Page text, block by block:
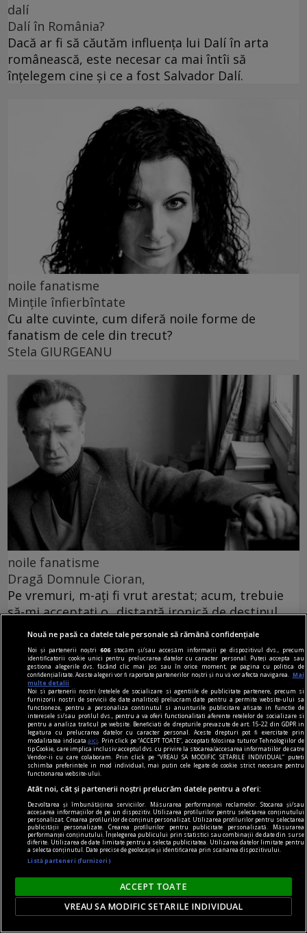
dalí
Dalí în România?
Dacă ar fi să căutăm influența lui Dalí în arta
românească, este necesar ca mai întîi să
înțelegem cine și ce a fost Salvador Dalí.
noile fanatisme
Mințile înfierbîntate
Cu alte cuvinte, cum diferă noile forme de
fanatism de cele din trecut?
Stela GIURGEANU
noile fanatisme
Dragă Domnule Cioran,
Pe vremuri, m-ați fi vrut arestat; acum, trebuie
să-mi acceptați o „distanță ironică de destinul
nostru”. Vai, lumea merge înainte cu „semi-
idealuri”!
noile fanatisme
popula cu membri educați: cea mai nocivă formă
de fanatism românesc” interviu cu jurnalistul
Cătălin PRISACARIU, cofondator Defapt.ro
Nouă ne pasă ca datele tale personale să rămână confidențiale
Noi și partenerii noștri606 stocăm și/sau accesăm informații pe dispozitivul dvs., precum
identificatorii cookie unici pentru prelucrarea datelor cu caracter personal. Puteți accepta sau
gestiona alegerile dvs. făcând clic mai jos sau în orice moment, pe pagina cu politica de
confidențialitate. Aceste alegeri vor fi raportate partenerilor noștri și nu vă vor afecta navigarea.
Mai
multe detalii
Noi si partenerii nostri (retelele de socializare si agentiile de publicitate partenere, precum si
furnizorii nostri de servicii de date analitice) prelucram date pentru a permite website-ului sa
functioneze, pentru a personaliza continutul si anunturile publicitare afisate in functie de
interesele si/sau profilul dvs., pentru a va oferi functionalitati aferente retelelor de socializare si
pentru a analiza traficul pe website. Beneficiati de drepturile prevazute de art. 15-22 din GDPR in
legatura cu prelucrarea datelor cu caracter personal. Aceste drepturi pot fi exercitate prin
modalitatea indicataaici
. Prin click pe “ACCEPT TOATE”, acceptati folosirea tuturor Tehnologiilor de
tip Cookie, care implica inclusiv acceptul dvs. cu privire la stocarea/accesarea informatiilor de catre
Vendor-ii cu care colaboram. Prin click pe “VREAU SA MODIFIC SETARILE INDIVIDUAL” puteti
schimba preferintele in mod individual, mai putin cele legate de cookie strict necesare pentru
functionarea website-ului.
Atât noi, cât și partenerii noștri prelucrăm datele pentru a oferi:
Dezvoltarea și îmbunătățirea serviciilor. Măsurarea performanței reclamelor. Stocarea și/sau
accesarea informațiilor de pe un dispozitiv. Utilizarea profilurilor pentru selectarea conținutului
personalizat. Crearea profilurilor de conținut personalizat. Utilizarea profilurilor pentru selectarea
publicității personalizate. Crearea profilurilor pentru publicitate personalizată. Măsurarea
performanței conținutului. Înțelegerea publicului prin statistici sau combinații de date din surse
diferite. Utilizarea de date limitate pentru a selecta publicitatea. Utilizarea datelor limitate pentru
a selecta conținutul. Date precise de geolocație și identificarea prin scanarea dispozitivului.
Listă parteneri (furnizori)
ACCEPT TOATE
VREAU SA MODIFIC SETARILE INDIVIDUAL